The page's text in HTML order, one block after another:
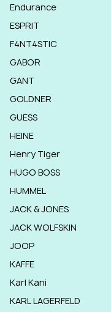
Endurance
ESPRIT
F4NT4STIC
GABOR
GANT
GOLDNER
GUESS
HEINE
Henry Tiger
HUGO BOSS
HUMMEL
JACK & JONES
JACK WOLFSKIN
JOOP
KAFFE
Karl Kani
KARL LAGERFELD